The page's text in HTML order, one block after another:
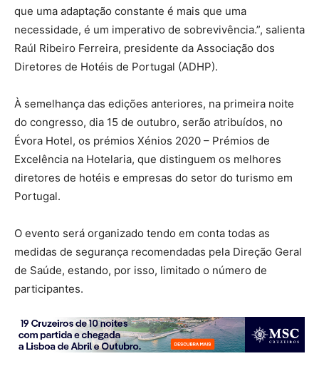
que uma adaptação constante é mais que uma
necessidade, é um imperativo de sobrevivência.”, salienta
Raúl Ribeiro Ferreira, presidente da Associação dos
Diretores de Hotéis de Portugal (ADHP).
À semelhança das edições anteriores, na primeira noite
do congresso, dia 15 de outubro, serão atribuídos, no
Évora Hotel, os prémios Xénios 2020 – Prémios de
Excelência na Hotelaria, que distinguem os melhores
diretores de hotéis e empresas do setor do turismo em
Portugal.
O evento será organizado tendo em conta todas as
medidas de segurança recomendadas pela Direção Geral
de Saúde, estando, por isso, limitado o número de
participantes.